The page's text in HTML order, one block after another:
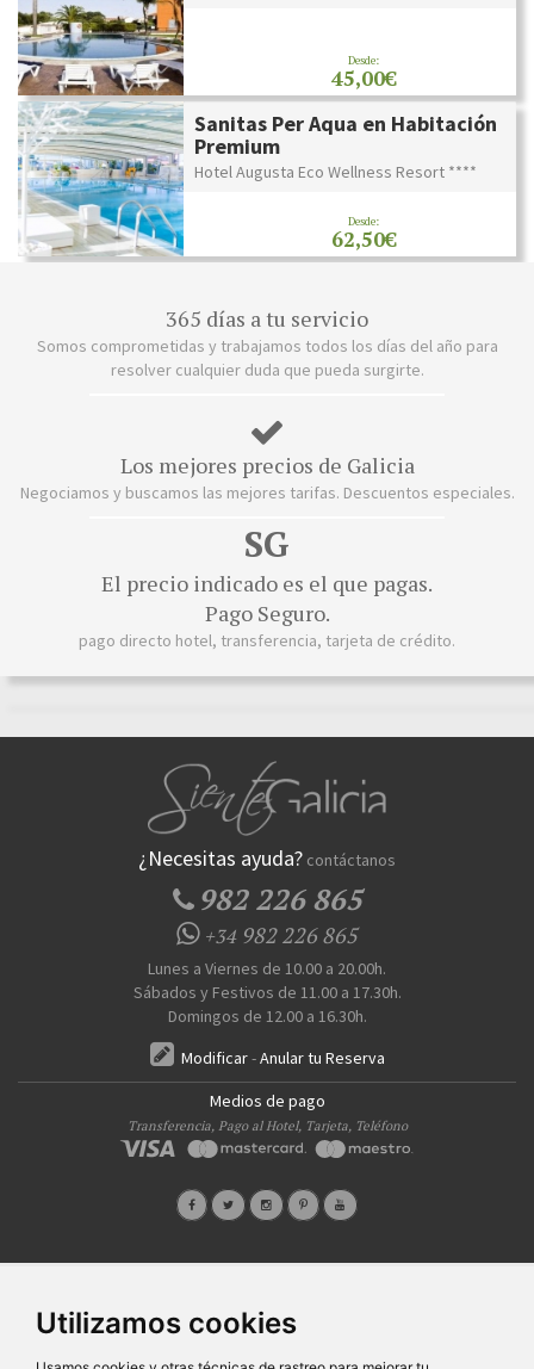
Utilizamos cookies
Desde:
45,00€
Sanitas Per Aqua en Habitación
Premium
Hotel Augusta Eco Wellness Resort ****
Desde:
62,50€
365 días a tu servicio
Somos comprometidas y trabajamos todos los días del año para
resolver cualquier duda que pueda surgirte.
Los mejores precios de Galicia
Negociamos y buscamos las mejores tarifas. Descuentos especiales.
SG
El precio indicado es el que pagas.
Pago Seguro.
pago directo hotel, transferencia, tarjeta de crédito.
¿Necesitas ayuda? contáctanos
982 226 865
+34982 226 865
Lunes a Viernes de 10.00 a 20.00h.
Sábados y Festivos de 11.00 a 17.30h.
Domingos de 12.00 a 16.30h.
Modificar-Anular tu Reserva
Medios de pago
Transferencia, Pago al Hotel, Tarjeta, Teléfono
Quiénes Somos Condiciones Generales-Privacidad
sobre cookies|Ayudas
SG Entornos Turísticos S.L. Av. Vila Verde Cidade de Portugal, 25 Bajo. Lugo 27002 – España